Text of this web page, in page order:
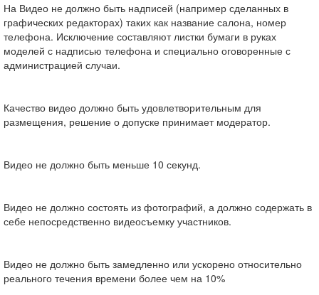
На Видео не должно быть надписей (например сделанных в
графических редакторах) таких как название салона, номер
телефона. Исключение составляют листки бумаги в руках
моделей с надписью телефона и специально оговоренные с
администрацией случаи.
Качество видео должно быть удовлетворительным для
размещения, решение о допуске принимает модератор.
Видео не должно быть меньше 10 секунд.
Видео не должно состоять из фотографий, а должно содержать в
себе непосредственно видеосъемку участников.
Видео не должно быть замедленно или ускорено относительно
реального течения времени более чем на 10%